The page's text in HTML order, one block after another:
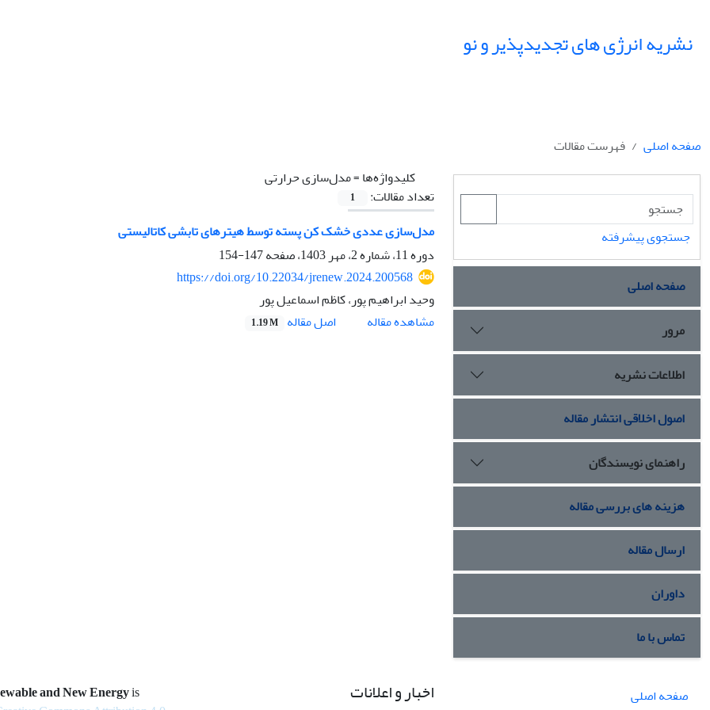
نشریه انرژی های تجدیدپذیر و نو
صفحه اصلی
فهرست مقالات
کلیدواژه‌ها =مدل‌سازی حرارتی
تعداد مقالات:
1
مدل‌سازی عددی خشک کن پسته توسط هیترهای تابشی کاتالیستی
دوره 11، شماره 2، مهر 1403، صفحه
147-154
https://doi.org/10.22034/jrenew.2024.200568
وحید ابراهیم پور، کاظم اسماعیل پور
مشاهده مقاله
اصل مقاله 1.19 M
جستجوی پیشرفته
صفحه اصلی
مرور
اطلاعات نشریه
اصول اخلاقی انتشار مقاله
راهنمای نویسندگان
هزینه های بررسی مقاله
ارسال مقاله
داوران
تماس با ما
صفحه اصلی
اخبار و اعلانات and New Energyis